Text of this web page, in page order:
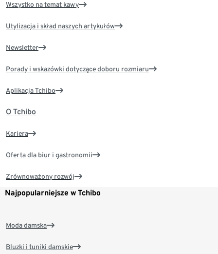
Wszystko na temat kawy
Utylizacja i skład naszych artykułów
Newsletter
Porady i wskazówki dotyczące doboru rozmiaru
Aplikacja Tchibo
O Tchibo
Kariera
Oferta dla biur i gastronomii
Zrównoważony rozwój
Najpopularniejsze w Tchibo
Moda damska
Bluzki i tuniki damskie